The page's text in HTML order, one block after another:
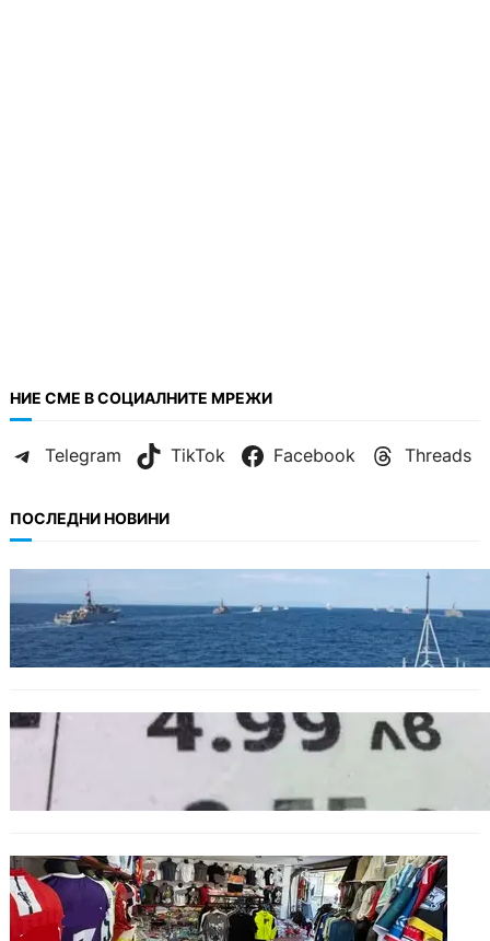
НИЕ СМЕ В СОЦИАЛНИТЕ МРЕЖИ
Telegram TikTok Facebook Threads
ПОСЛЕДНИ НОВИНИ
Нов минен ловец за българския флот
пристига до края на годината
БЪЛГАРИЯ
Левът изчезва от етикетите: Търговците
БЪЛГАРИЯ
Иззеха фалшиви стоки за близо 650 000
евро при акция във Варна и „Златни
пясъци“